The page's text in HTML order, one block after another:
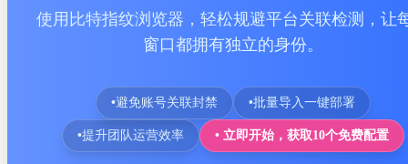
使用比特指纹浏览器，轻松规避平台关联检测，让
窗口都拥有独立的身份。
•避免账号关联封禁 •批量导入一键部署
•提升团队运营效率 • 立即开始，获取10个免费配置